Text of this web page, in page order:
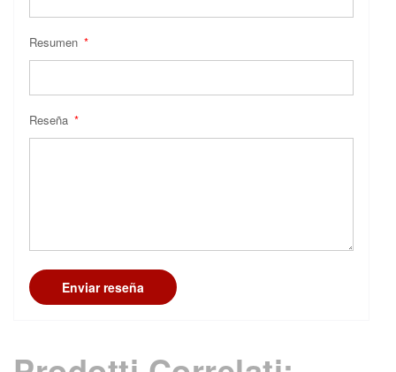
Resumen
Reseña
Enviar reseña